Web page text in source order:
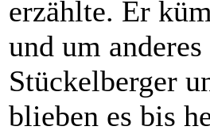
erzählte. Er
und um
Stückelberger
blieben es bis